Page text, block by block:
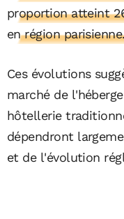
proportion atteint
en région
Ces évolutions
marché de
hôtellerie
dépendront
et de l'évolution